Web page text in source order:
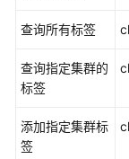
份
志
查询所有标签
查询指定集群的
标签
添加指定集群标
签